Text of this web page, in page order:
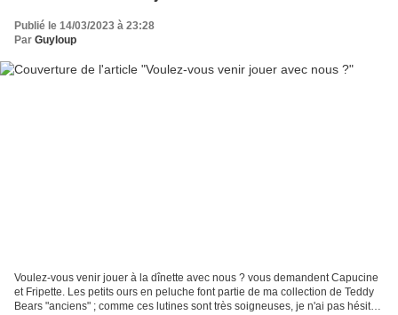
Publié le 14/03/2023 à 23:28
Par Guyloup
Voulez-vous venir jouer à la dînette avec nous ? vous demandent Capucine
et Fripette. Les petits ours en peluche font partie de ma collection de Teddy
Bears "anciens" ; comme ces lutines sont très soigneuses, je n'ai pas hésité